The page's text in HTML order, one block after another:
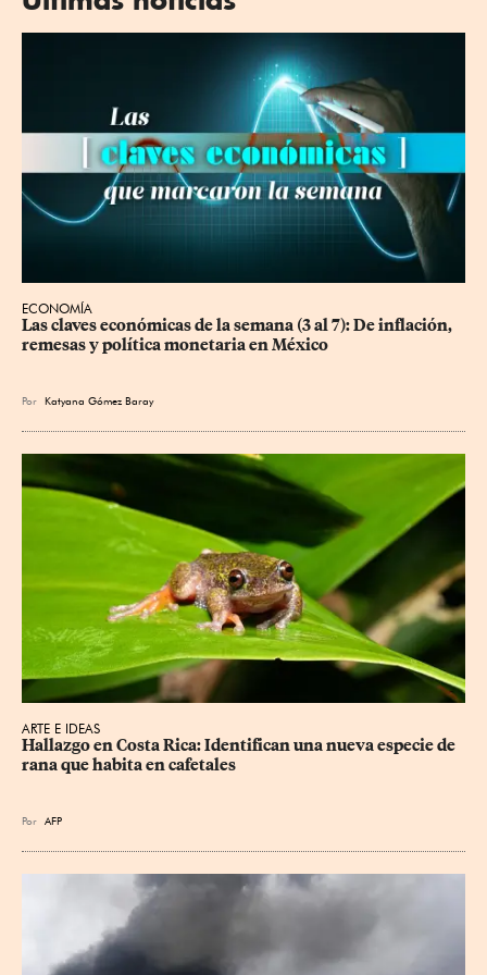
ECONOMÍA
Las claves económicas de la semana (3 al 7): De inflación,
remesas y política monetaria en México
Por Katyana Gómez Baray
ARTE E IDEAS
Hallazgo en Costa Rica: Identifican una nueva especie de
rana que habita en cafetales
Por AFP